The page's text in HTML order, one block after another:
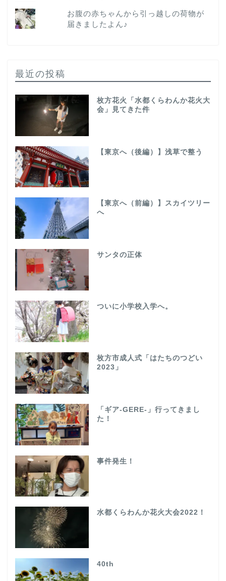
お腹の赤ちゃんから引っ越しの荷物が
届きましたよん♪
最近の投稿
枚方花火「水都くらわんか花火大
会」見てきた件
【東京へ（後編）】浅草で整う
【東京へ（前編）】スカイツリー
へ
サンタの正体
ついに小学校入学へ。
枚方市成人式「はたちのつどい
2023」
「ギア-GERE-」行ってきまし
た！
事件発生！
水都くらわんか花火大会2022！
40th